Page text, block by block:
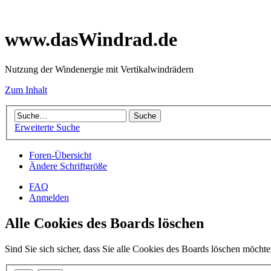
www.dasWindrad.de
Nutzung der Windenergie mit Vertikalwindrädern
Zum Inhalt
Erweiterte Suche
Foren-Übersicht
Ändere Schriftgröße
FAQ
Anmelden
Alle Cookies des Boards löschen
Sind Sie sich sicher, dass Sie alle Cookies des Boards löschen